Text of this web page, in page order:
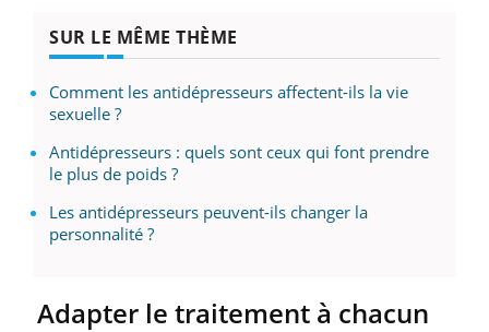
SUR LE MÊME THÈME
Comment les antidépresseurs affectent-ils la vie
sexuelle ?
Antidépresseurs : quels sont ceux qui font prendre
le plus de poids ?
Les antidépresseurs peuvent-ils changer la
personnalité ?
Adapter le traitement à chacun